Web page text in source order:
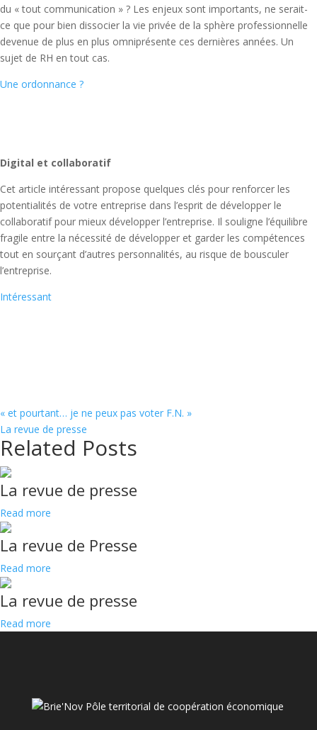
du « tout communication » ? Les enjeux sont importants, ne serait-
ce que pour bien dissocier la vie privée de la sphère professionnelle
devenue de plus en plus omniprésente ces dernières années. Un
sujet de RH en tout cas.
Une ordonnance ?
Digital et collaboratif
Cet article intéressant propose quelques clés pour renforcer les
potentialités de votre entreprise dans l’esprit de développer le
collaboratif pour mieux développer l’entreprise. Il souligne l’équilibre
fragile entre la nécessité de développer et garder les compétences
tout en sourçant d’autres personnalités, au risque de bousculer
l’entreprise.
Intéressant
« et pourtant… je ne peux pas voter F.N. »
La revue de presse
Related Posts
La revue de presse
Read more
La revue de Presse
Read more
La revue de presse
Read more